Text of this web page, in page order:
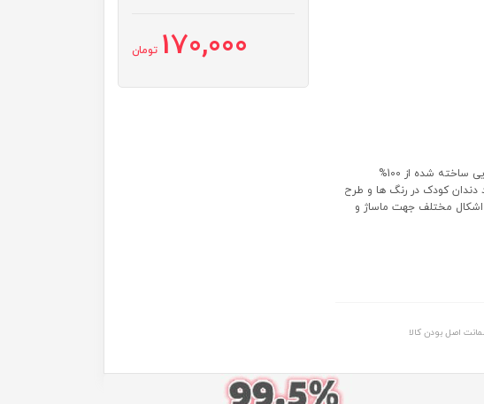
ویژگی ها: عاری از بیسفنل A و سایر مواد مضر شیمیایی ساخته شده از 100%
دندان کودک در رنگ ها و طرح
اشکال مختلف جهت ماساژ و
اصل بودن کالا
170,000 تومان